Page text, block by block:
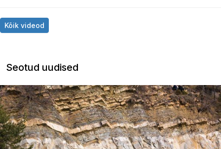
Kõik videod
Seotud uudised